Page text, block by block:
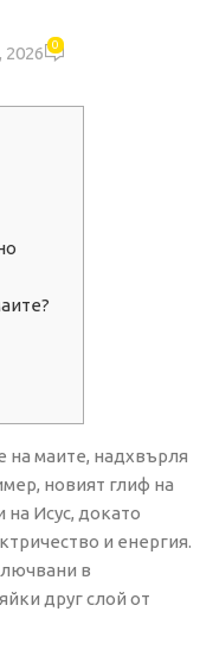
2026 0
на маите, надхвърля
новият глиф на
Исус, докато
и енергия.
в
друг слой от